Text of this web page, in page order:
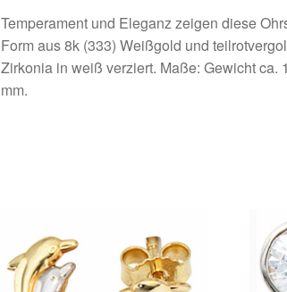
Temperament und Eleganz zeigen diese
Form aus 8k (333) Weißgold und
Zirkonia in weiß verziert. Maße: Gewicht ca.
mm.